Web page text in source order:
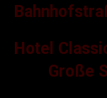
Hotel
Große